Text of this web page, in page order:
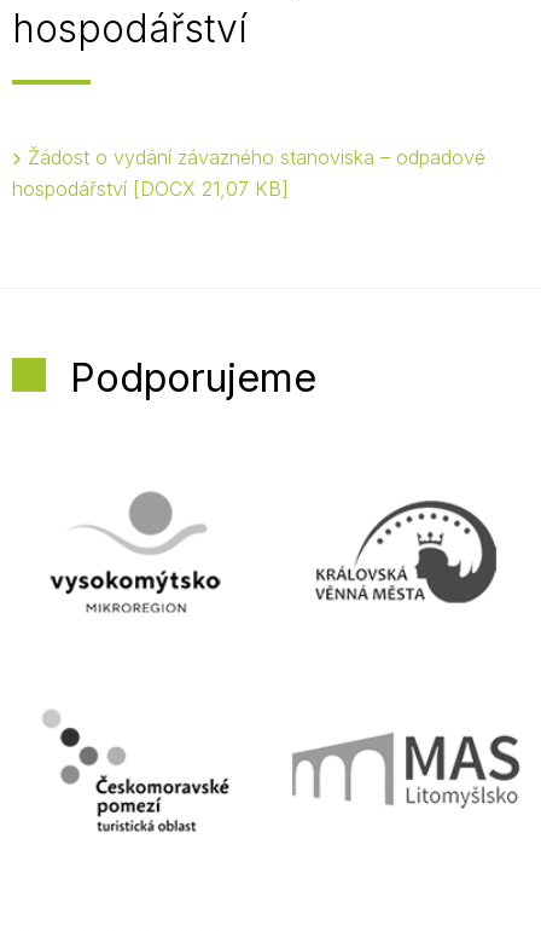
hospodářství
Žádost o vydání závazného stanoviska – odpadové
hospodářství DOCX 21,07 KB
Podporujeme